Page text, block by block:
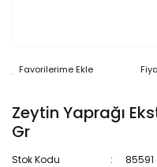
Zeytin Yaprağı
Gr
Stok Kodu
85591